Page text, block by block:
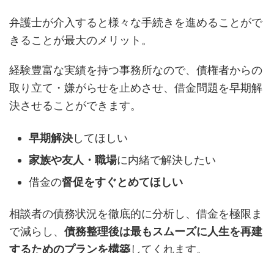
弁護士が介入すると様々な手続きを進めることがで
きることが最大のメリット。
経験豊富な実績を持つ事務所なので、債権者からの
取り立て・嫌がらせを止めさせ、借金問題を早期解
決させることができます。
早期解決してほしい
家族や友人・職場に内緒で解決したい
借金の督促をすぐとめてほしい
相談者の債務状況を徹底的に分析し、借金を極限ま
で減らし、 債務整理後は最もスムーズに人生を再建
するためのプランを構築してくれます。